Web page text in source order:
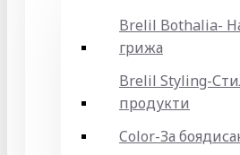
Brelil Bothalia-
грижа
Brelil Styling-
продукти
Color-За